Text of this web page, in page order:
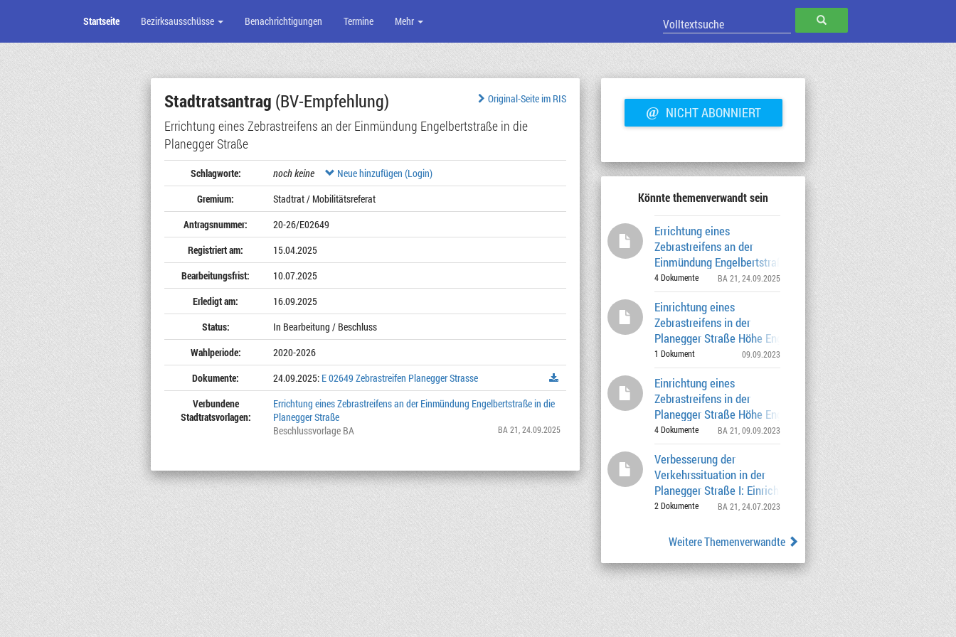
Zum
Seiteninhalt
SUCHEN
Startseite Bezirksausschüsse Benachrichtigungen Termine Mehr
Original-Seite im RIS
Stadtratsantrag (BV-Empfehlung)
Errichtung eines Zebrastreifens an der Einmündung Engelbertstraße in die
Planegger Straße
Schlagworte: noch keine
Neue hinzufügen (Login)
Gremium:
Stadtrat / Mobilitätsreferat
Antragsnummer:
20-26/E02649
Registriert am:
15.04.2025
Bearbeitungsfrist:
10.07.2025
Erledigt am:
16.09.2025
Status:
In Bearbeitung / Beschluss
Wahlperiode:
2020-2026
Dokumente:
24.09.2025: E 02649 Zebrastreifen Planegger Strasse
Verbundene
Stadtratsvorlagen:
Errichtung eines Zebrastreifens an der Einmündung Engelbertstraße in die
Planegger Straße
Beschlussvorlage BA
BA 21 , 24.09.2025
@ NICHT ABONNIERT
Könnte themenverwandt sein
Errichtung eines
Zebrastreifens an der
Einmündung Engelbertstraße in die
Planegger Straße
4 Dokumente BA 21 , 24.09.2025
Einrichtung eines
Zebrastreifens in der
Planegger Straße Höhe Engelbertstraße
1 Dokument 09.09.2023
Einrichtung eines
Zebrastreifens in der
Planegger Straße Höhe Engelbertstraße
Empfehlung Nr. 20-
4 Dokumente BA 21 , 09.09.2023
Verbesserung der
Verkehrssituation in der
Planegger Straße I: Einrichtung eines
Zebrastreifens in
2 Dokumente BA 21 , 24.07.2023
Weitere Themenverwandte